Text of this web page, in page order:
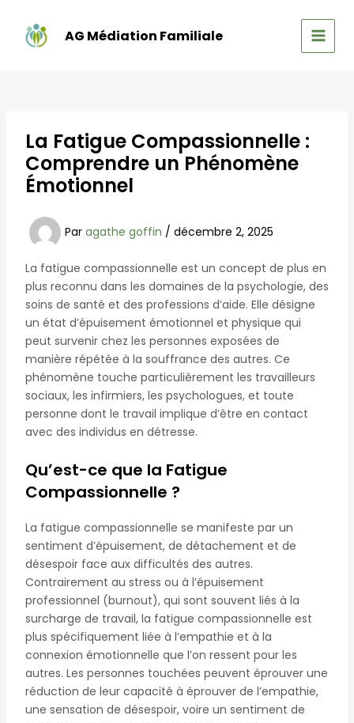
contenu
AG Médiation Familiale
MAIN
La Fatigue Compassionnelle :
Comprendre un Phénomène
Émotionnel
Par agathe goffin / décembre 2, 2025
La fatigue compassionnelle est un concept de plus en
plus reconnu dans les domaines de la psychologie, des
soins de santé et des professions d’aide. Elle désigne
un état d’épuisement émotionnel et physique qui
peut survenir chez les personnes exposées de
manière répétée à la souffrance des autres. Ce
phénomène touche particulièrement les travailleurs
sociaux, les infirmiers, les psychologues, et toute
personne dont le travail implique d’être en contact
avec des individus en détresse.
Qu’est-ce que la Fatigue
Compassionnelle ?
La fatigue compassionnelle se manifeste par un
sentiment d’épuisement, de détachement et de
désespoir face aux difficultés des autres.
Contrairement au stress ou à l’épuisement
professionnel (burnout), qui sont souvent liés à la
surcharge de travail, la fatigue compassionnelle est
plus spécifiquement liée à l’empathie et à la
connexion émotionnelle que l’on ressent pour les
autres. Les personnes touchées peuvent éprouver une
réduction de leur capacité à éprouver de l’empathie,
une sensation de désespoir, voire un sentiment de